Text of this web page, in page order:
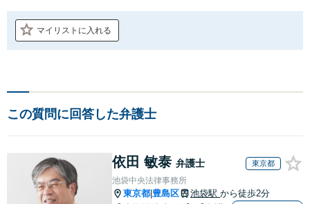
マイリストに入れる
この質問に回答した弁護士
依田 敏泰 弁護士 東京都
池袋中央法律事務所
東京都 豊島区 池袋駅 から徒歩2分